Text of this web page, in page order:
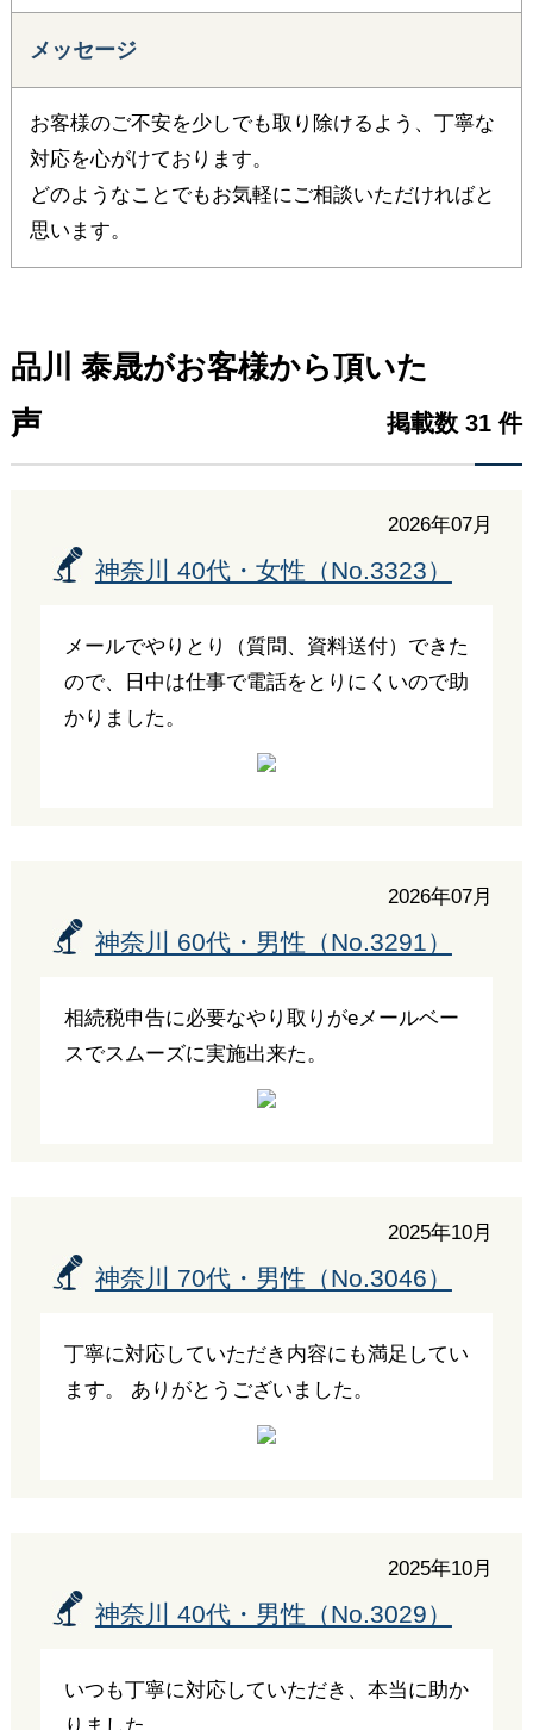
メッセージ
お客様のご不安を少しでも取り除けるよう、丁寧な
対応を心がけております。
どのようなことでもお気軽にご相談いただければと
思います。
品川 泰晟がお客様から頂いた
声
掲載数 31 件
2026年07月
神奈川 40代・女性（No.3323）
メールでやりとり（質問、資料送付）できた
ので、日中は仕事で電話をとりにくいので助
かりました。
2026年07月
神奈川 60代・男性（No.3291）
相続税申告に必要なやり取りがeメールベー
スでスムーズに実施出来た。
2025年10月
神奈川 70代・男性（No.3046）
丁寧に対応していただき内容にも満足してい
ます。 ありがとうございました。
2025年10月
神奈川 40代・男性（No.3029）
いつも丁寧に対応していただき、本当に助か